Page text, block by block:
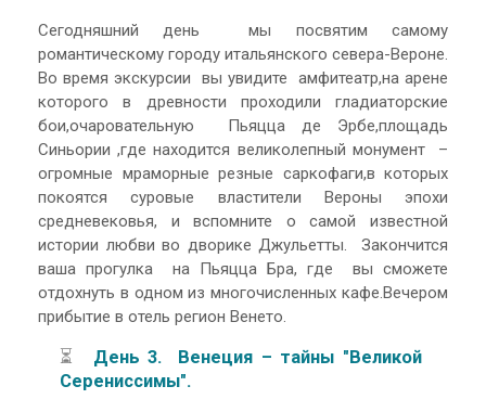
Сегодняшний день мы посвятим самому
романтическому городу итальянского севера-Вероне.
Во время экскурсии вы увидите амфитеатр,на арене
которого в древности проходили гладиаторские
бои,очаровательную Пьяцца де Эрбе,площадь
Синьории ,где находится великолепный монумент –
огромные мраморные резные саркофаги,в которых
покоятся суровые властители Вероны эпохи
средневековья, и вспомните о самой известной
истории любви во дворике Джульетты. Закончится
ваша прогулка на Пьяцца Бра, где вы сможете
отдохнуть в одном из многочисленных кафе.Вечером
прибытие в отель регион Венето.
⏳
День 3. Венеция – тайны "Великой
Серениссимы".